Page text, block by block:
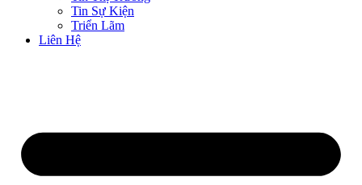
Tin Sự Kiện
Triển Lãm
Liên Hệ